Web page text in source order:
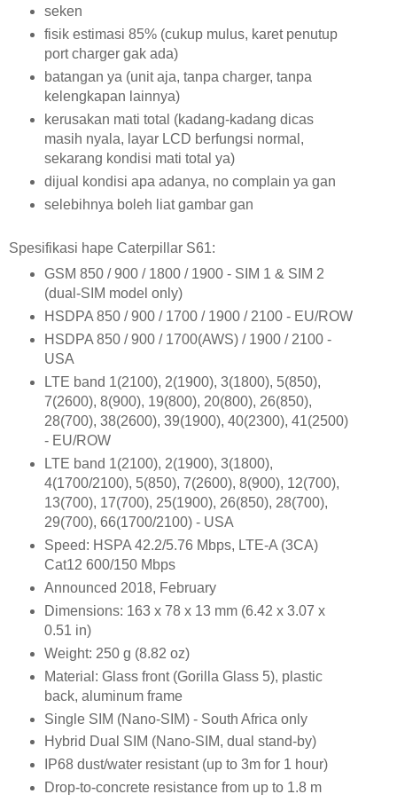
seken
fisik estimasi 85% (cukup mulus, karet penutup
port charger gak ada)
batangan ya (unit aja, tanpa charger, tanpa
kelengkapan lainnya)
kerusakan mati total (kadang-kadang dicas
masih nyala, layar LCD berfungsi normal,
sekarang kondisi mati total ya)
dijual kondisi apa adanya, no complain ya gan
selebihnya boleh liat gambar gan
Spesifikasi hape Caterpillar S61:
GSM 850 / 900 / 1800 / 1900 - SIM 1 & SIM 2
(dual-SIM model only)
HSDPA 850 / 900 / 1700 / 1900 / 2100 - EU/ROW
HSDPA 850 / 900 / 1700(AWS) / 1900 / 2100 -
USA
LTE band 1(2100), 2(1900), 3(1800), 5(850),
7(2600), 8(900), 19(800), 20(800), 26(850),
28(700), 38(2600), 39(1900), 40(2300), 41(2500)
- EU/ROW
LTE band 1(2100), 2(1900), 3(1800),
4(1700/2100), 5(850), 7(2600), 8(900), 12(700),
13(700), 17(700), 25(1900), 26(850), 28(700),
29(700), 66(1700/2100) - USA
Speed: HSPA 42.2/5.76 Mbps, LTE-A (3CA)
Cat12 600/150 Mbps
Announced 2018, February
Dimensions: 163 x 78 x 13 mm (6.42 x 3.07 x
0.51 in)
Weight: 250 g (8.82 oz)
Material: Glass front (Gorilla Glass 5), plastic
back, aluminum frame
Single SIM (Nano-SIM) - South Africa only
Hybrid Dual SIM (Nano-SIM, dual stand-by)
IP68 dust/water resistant (up to 3m for 1 hour)
Drop-to-concrete resistance from up to 1.8 m